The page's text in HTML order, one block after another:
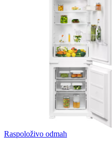
Raspoloživo odmah